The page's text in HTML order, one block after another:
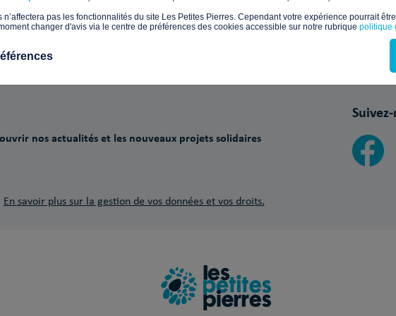
nos actualités et les nouveaux projets solidaires
En savoir plus sur la gestion de vos données et vos droits.
n’affectera pas les fonctionnalités du site Les Petites Pierres. Cependant votre expérience pourrait
changer d'avis via le centre de préférences des cookies accessible sur notre rubrique politique